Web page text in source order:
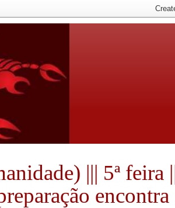
||| 5ª feira
encontra